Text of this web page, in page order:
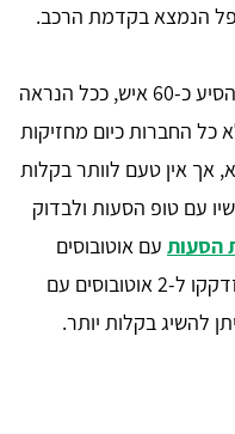
אם אתם קבוצה גדולה יותר וצריכים להסיע כ-60 איש, ככל הנראה
כל החברות כיום מחזיקות
אך אין טעם לוותר בקלות
עם טופ הסעות ולבדוק
הסעות עם אוטובוסים
בגודל של כ-60 מושבים, או שייתכן ותזדקקו ל-2 אוטובוסים עם